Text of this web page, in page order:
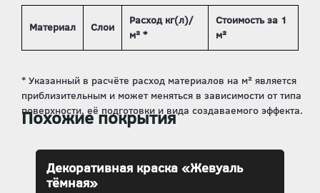
Материал Слои
Расход кг(л)/
м² *
Стоимость за 1
м²
Похожие покрытия
Декоративная краска «Жевуаль
тёмная»